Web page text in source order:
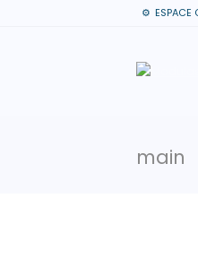
ESPACE
main